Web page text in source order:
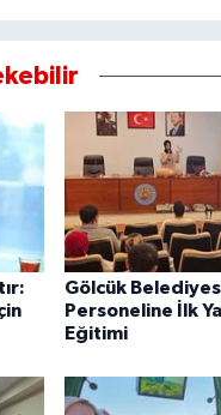
Gölcük
Personeline İlk
Eğitimi